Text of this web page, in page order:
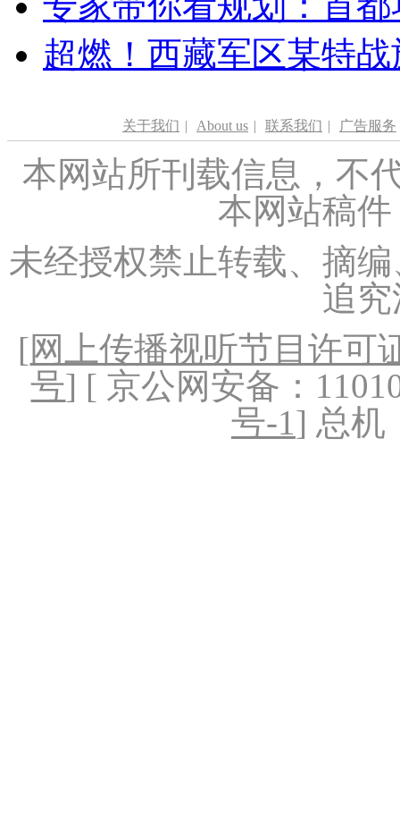
超燃！西藏军区某特
关于我们 | About us | 联系我们 | 广告服务
本网站所刊载信息，不
本网站稿
未经授权禁止转载、摘
追
[网上传播视听节目许可
号] [ 京公网安备：
号-1] 总机